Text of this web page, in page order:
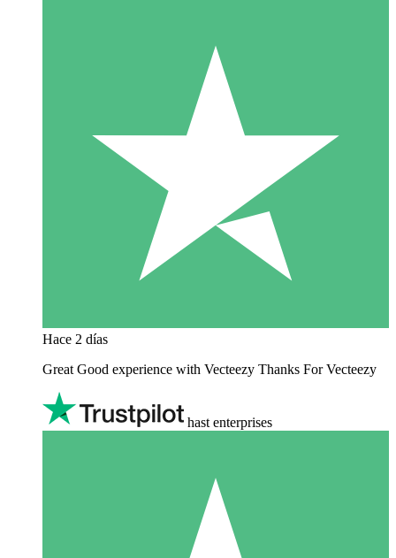
Hace 2 días
Great Good experience with Vecteezy Thanks For Vecteezy
hast enterprises